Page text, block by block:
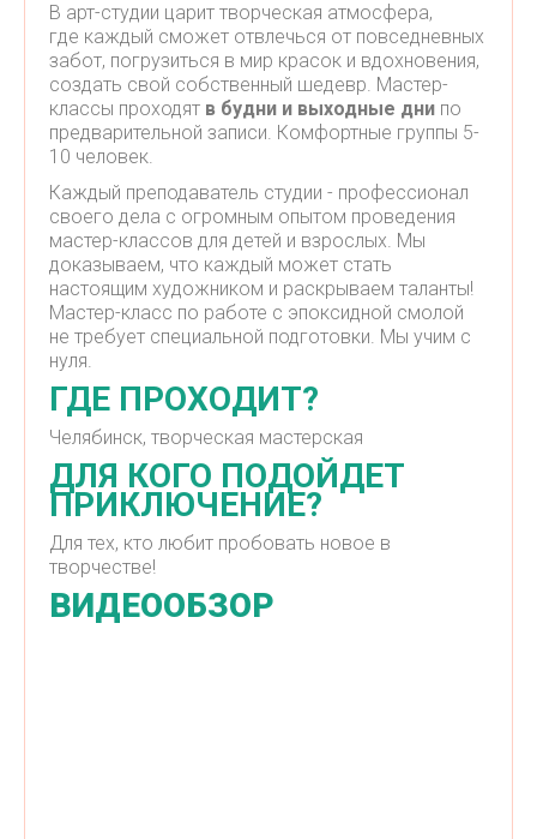
В арт-студии царит творческая атмосфера,
где каждый сможет отвлечься от повседневных
забот, погрузиться в мир красок и вдохновения,
создать свой собственный шедевр. Мастер-
классы проходят в будни и выходные дни по
предварительной записи. Комфортные группы 5-
10 человек.
Каждый преподаватель студии - профессионал
своего дела с огромным опытом проведения
мастер-классов для детей и взрослых. Мы
доказываем, что каждый может стать
настоящим художником и раскрываем таланты!
Мастер-класс по работе с эпоксидной смолой
не требует специальной подготовки. Мы учим с
нуля.
ГДЕ ПРОХОДИТ?
Челябинск, творческая мастерская
ДЛЯ КОГО ПОДОЙДЕТ
ПРИКЛЮЧЕНИЕ?
Для тех, кто любит пробовать новое в
творчестве!
ВИДЕООБЗОР